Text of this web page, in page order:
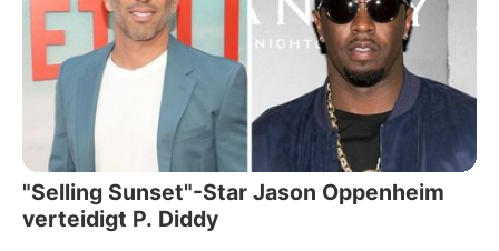
"Selling Sunset"-Star Jason Oppenheim
verteidigt P. Diddy